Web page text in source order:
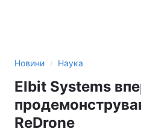
Новини › Наука
Elbit Systems
ReDrone